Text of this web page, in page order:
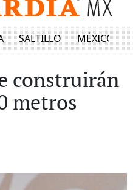
SALTILLO MÉXICO
construirán
metros